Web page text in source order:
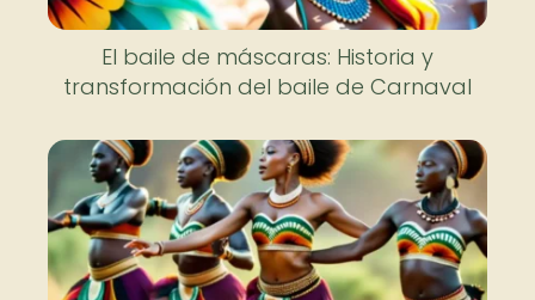
El baile de máscaras: Historia y
transformación del baile de Carnaval